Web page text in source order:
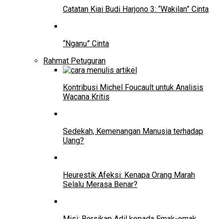
Catatan Kiai Budi Harjono 3: “Wakilan” Cinta
“Nganu” Cinta
Rahmat Petuguran
Kontribusi Michel Foucault untuk Analisis
Wacana Kritis
Sedekah, Kemenangan Manusia terhadap
Uang?
Heurestik Afeksi: Kenapa Orang Marah
Selalu Merasa Benar?